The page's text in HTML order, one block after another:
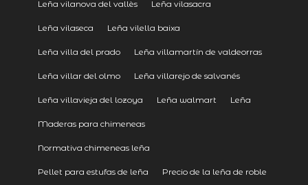
Leña vilanova del vallès Leña vilasacra
Leña vilaseca Leña vilella baixa
Leña villa del prado Leña villamartín de valdeorras
Leña villar del olmo Leña villarejo de salvanés
Leña villavieja del lozoya Leña walmart Leña
Maderas para chimeneas
Normativa chimeneas leña
Pellet para estufas de leña Precio de la leña de roble